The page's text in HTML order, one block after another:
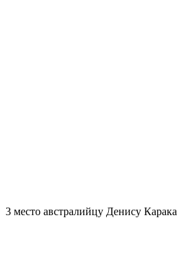
3 место австралийцу Денису Карака